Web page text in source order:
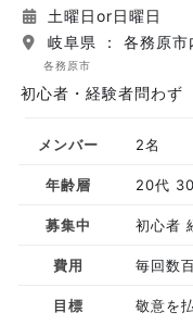
土曜日or日曜日
岐阜県 ： 各務原市
各務原市
初心者・経験者問わず
メンバー 2名
年齢層 20代
募集中 初心者
費用 毎回数
目標 敬意を